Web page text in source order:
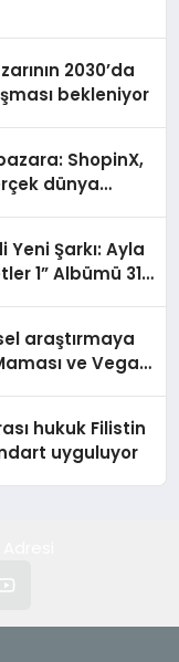
2030’da
bekleniyor
ShopinX,
dünya
Şarkı: Ayla
1” Albümü 31
araştırmaya
ve Vegan
hukuk Filistin
uyguluyor